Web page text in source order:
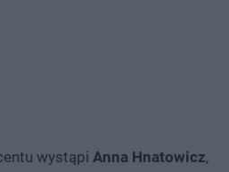
wystąpi Anna Hnatowicz,